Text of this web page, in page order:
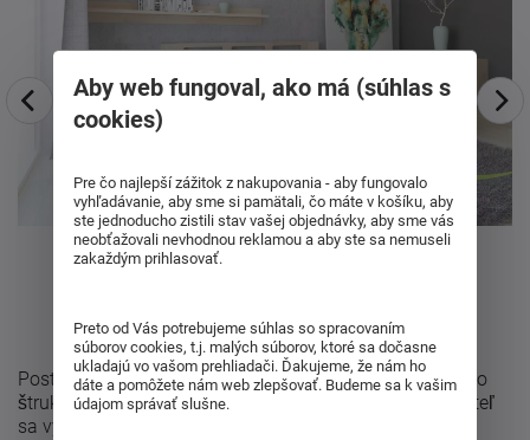
Posteľ Nela sa vyrába v prevedení buk-cink alebo dub so
štruktúrou dreva moderného parketového designu. Posteľ
sa vyrába z bukového alebo ...
Aby web fungoval, ako má (súhlas s
cookies)
Pre čo najlepší zážitok z nakupovania - aby fungovalo
vyhľadávanie, aby sme si pamätali, čo máte v košíku, aby
ste jednoducho zistili stav vašej objednávky, aby sme vás
neobťažovali nevhodnou reklamou a aby ste sa nemuseli
zakaždým prihlasovať.
Preto od Vás potrebujeme súhlas so spracovaním
súborov cookies, t.j. malých súborov, ktoré sa dočasne
ukladajú vo vašom prehliadači. Ďakujeme, že nám ho
dáte a pomôžete nám web zlepšovať. Budeme sa k vašim
údajom správať slušne.